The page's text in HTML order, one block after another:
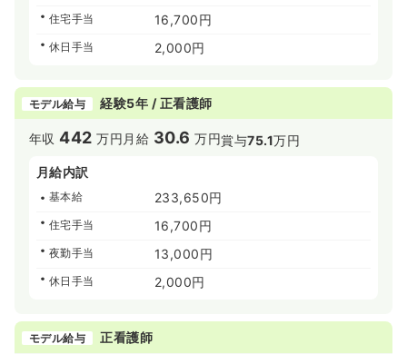
住宅手当 16,700円
休日手当 2,000円
モデル給与 経験5年 / 正看護師
年収442 万円 月給 30.6 万円賞与75.1万円
月給内訳
基本給 233,650円
住宅手当 16,700円
夜勤手当 13,000円
休日手当 2,000円
モデル給与 正看護師